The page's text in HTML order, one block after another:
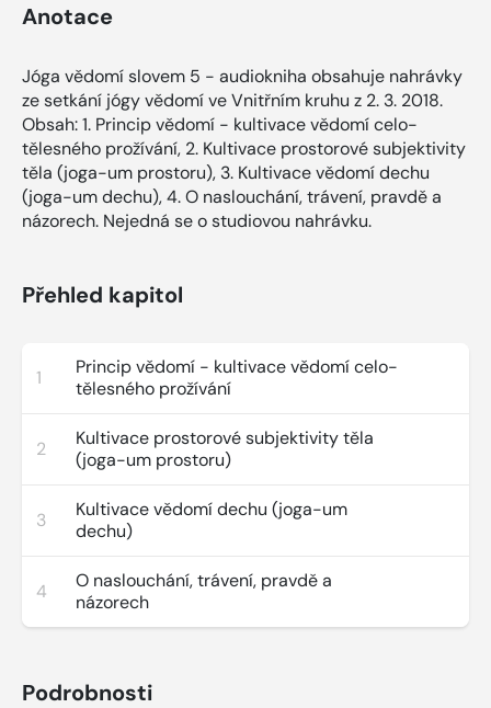
Anotace
Jóga vědomí slovem 5 - audiokniha obsahuje nahrávky
ze setkání jógy vědomí ve Vnitřním kruhu z 2. 3. 2018.
Obsah: 1. Princip vědomí - kultivace vědomí celo-
tělesného prožívání, 2. Kultivace prostorové subjektivity
těla (joga-um prostoru), 3. Kultivace vědomí dechu
(joga-um dechu), 4. O naslouchání, trávení, pravdě a
názorech. Nejedná se o studiovou nahrávku.
Přehled kapitol
1
Princip vědomí - kultivace vědomí celo-
tělesného prožívání
2
Kultivace prostorové subjektivity těla
(joga-um prostoru)
3
Kultivace vědomí dechu (joga-um
dechu)
4
O naslouchání, trávení, pravdě a
názorech
Podrobnosti